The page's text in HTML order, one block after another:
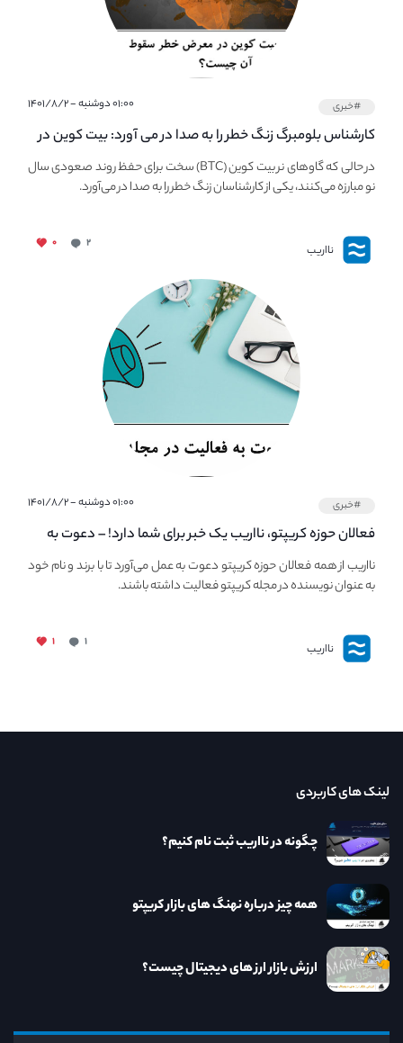
#خبری ۰۱:۰۰ دوشنبه - ۱۴۰۱/۸/۲
کارشناس بلومبرگ زنگ خطر را به صدا در می آورد: بیت کوین در
معرض خطر سقوط بزرگ است - دلیل آن چیست؟در حالی که گاوهای نر بیت کوین (BTC) سخت برای حفظ روند صعودی سال
نو مبارزه می‌کنند، یکی از کارشناسان زنگ خطر را به صدا در می‌آورد.
نااریب ۲ ۰
#خبری ۰۱:۰۰ دوشنبه - ۱۴۰۱/۸/۲
فعالان حوزه کریپتو، نااریب یک خبر برای شما دارد! – دعوت به
فعالیت در مجله کریپتو
نااریب از همه فعالان حوزه کریپتو دعوت به عمل می‌آورد تا با برند و نام خود
به عنوان نویسنده در مجله کریپتو فعالیت داشته باشند.
نااریب ۱ ۱
لینک های کاربردی
چگونه در نااریب ثبت نام کنیم؟
همه چیز درباره نهنگ های بازار کریپتو
ارزش بازار ارز های دیجیتال چیست؟